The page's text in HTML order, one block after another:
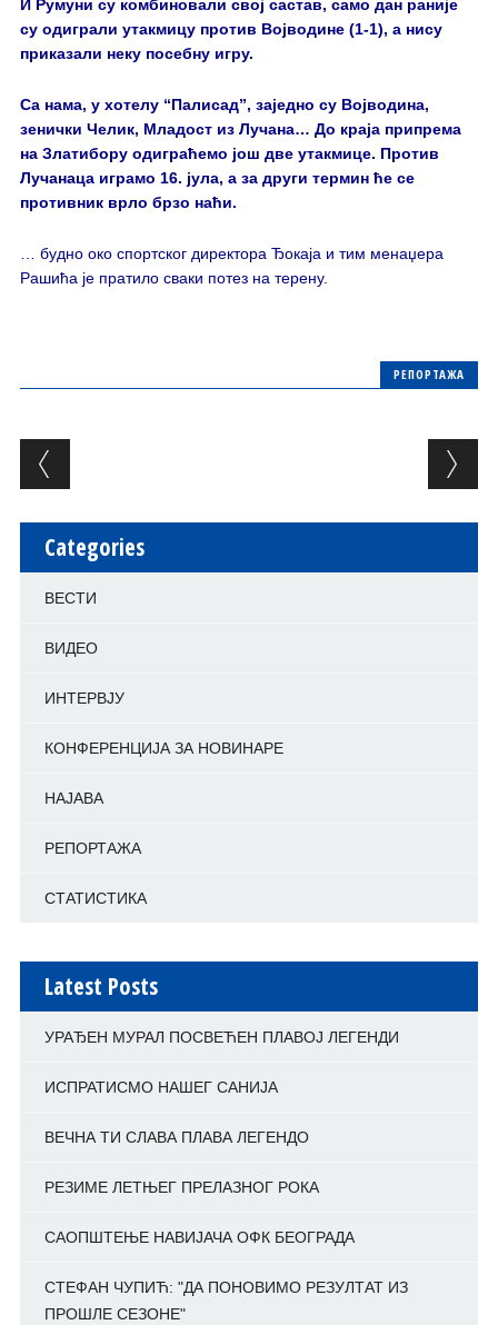
И Румуни су комбиновали свој састав, само дан раније
су одиграли утакмицу против Војводине (1-1), а нису
приказали неку посебну игру.
Са нама, у хотелу “Палисад”, заједно су Војводина,
зенички Челик, Младост из Лучана… До краја припрема
на Златибору одиграћемо још две утакмице. Против
Лучанаца играмо 16. јула, а за други термин ће се
противник врло брзо наћи.
… будно око спортског директора Ђокаја и тим менаџера
Рашића је пратило сваки потез на терену.
РЕПОРТАЖА
Post navigation
Categories
ВЕСТИ
ВИДЕО
ИНТЕРВЈУ
КОНФЕРЕНЦИЈА ЗА НОВИНАРЕ
НАЈАВА
РЕПОРТАЖА
СТАТИСТИКА
Latest Posts
УРАЂЕН МУРАЛ ПОСВЕЋЕН ПЛАВОЈ ЛЕГЕНДИ
ИСПРАТИСМО НАШЕГ САНИЈА
ВЕЧНА ТИ СЛАВА ПЛАВА ЛЕГЕНДО
РЕЗИМЕ ЛЕТЊЕГ ПРЕЛАЗНОГ РОКА
САОПШТЕЊЕ НАВИЈАЧА ОФК БЕОГРАДА
СТЕФАН ЧУПИЋ: "ДА ПОНОВИМО РЕЗУЛТАТ ИЗ
ПРОШЛЕ СЕЗОНЕ"